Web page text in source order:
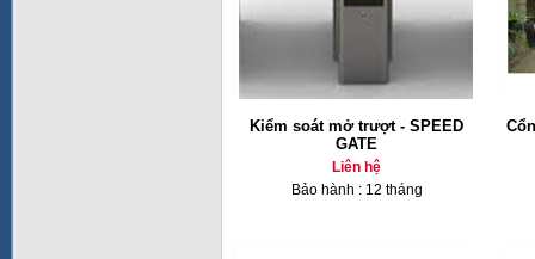
Kiểm soát mở trượt - SPEED
GATE
Liên hệ
Bảo hành : 12 tháng